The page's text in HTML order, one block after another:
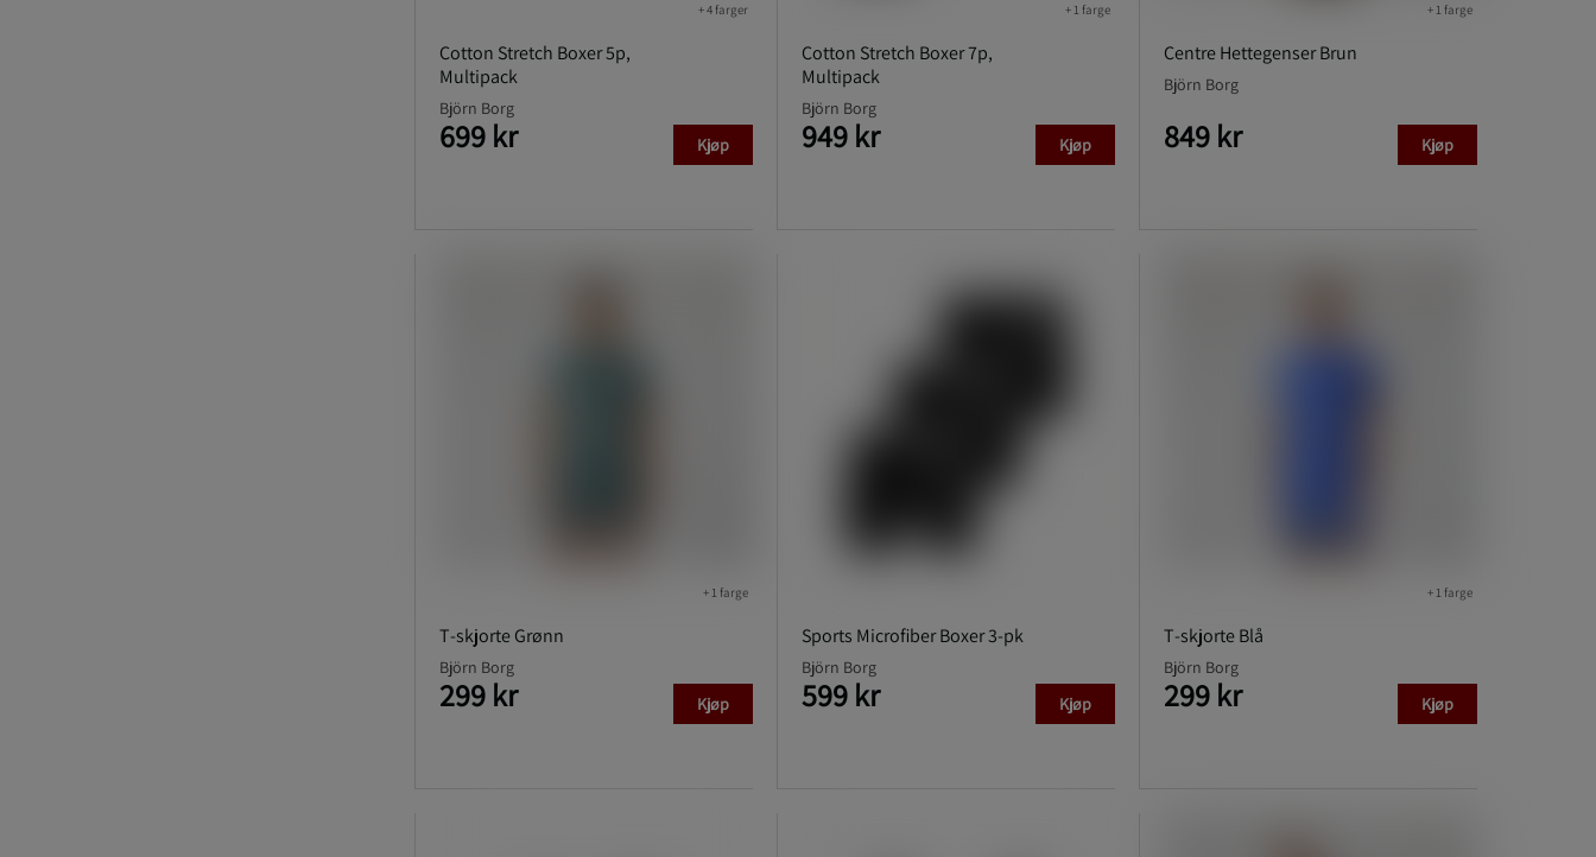
Cotton Stretch Boxer 5p,
Multipack
+ 4 farger
Björn Borg
699 kr Kjøp
Cotton Stretch Boxer 7p,
Multipack
+ 1 farge
Björn Borg
949 kr Kjøp
Centre Hettegenser Brun
+ 1 farge
Björn Borg
849 kr Kjøp
T‑skjorte Grønn
+ 1 farge
Björn Borg
299 kr Kjøp
Sports Microfiber Boxer 3-pk
Björn Borg
599 kr Kjøp
T‑skjorte Blå
+ 1 farge
Björn Borg
299 kr Kjøp